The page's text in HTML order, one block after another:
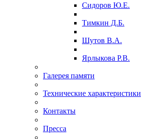
Сидоров Ю.Е.
Тимкин Д.Б.
Шутов В.А.
Ярлыкова Р.В.
Галерея памяти
Технические характеристики
Контакты
Пресса